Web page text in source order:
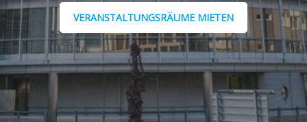
VERANSTALTUNGSRÄUME MIETEN